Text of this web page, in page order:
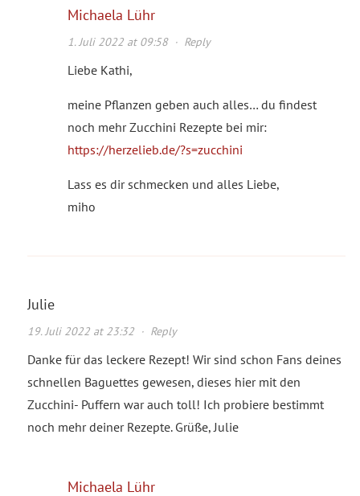
Michaela Lühr
1. Juli 2022 at 09:58· Reply
Liebe Kathi,
meine Pflanzen geben auch alles… du findest
noch mehr Zucchini Rezepte bei mir:
https://herzelieb.de/?s=zucchini
Lass es dir schmecken und alles Liebe,
miho
Julie
19. Juli 2022 at 23:32· Reply
Danke für das leckere Rezept! Wir sind schon Fans deines
schnellen Baguettes gewesen, dieses hier mit den
Zucchini- Puffern war auch toll! Ich probiere bestimmt
noch mehr deiner Rezepte. Grüße, Julie
Michaela Lühr